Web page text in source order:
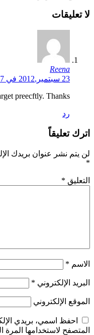
لا تعليقات
Reena
23 سبتمبر,2012 في 3:47 م
preecftly. Thanks!
رد
اترك تعليقاً
لن يتم نشر عنوان بريدك
*
التعليق *
الاسم *
البريد الإلكتروني *
الموقع الإلكتروني
احفظ اسمي، بريدي
المتصفح لاستخدامها المرة